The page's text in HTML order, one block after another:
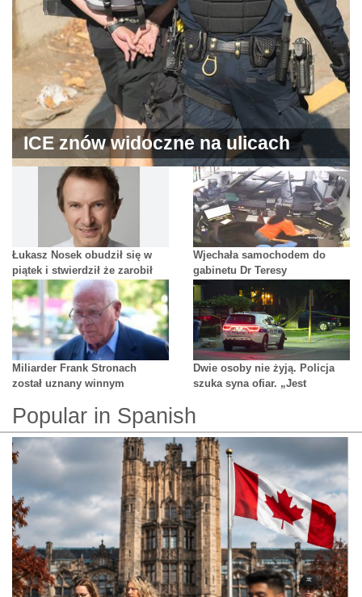
ICE znów widoczne na ulicach
Chicago
Łukasz Nosek obudził się w
piątek i stwierdził że zarobił
2,5 miliarda dolarów
Wjechała samochodem do
gabinetu Dr Teresy
Schellenberg w Mississauga
Miliarder Frank Stronach
został uznany winnym
Dwie osoby nie żyją. Policja
szuka syna ofiar. „Jest
Popular in Spanish